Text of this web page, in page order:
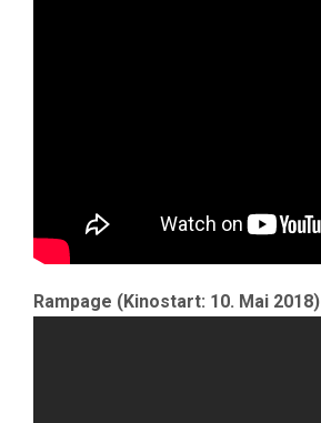
Rampage (Kinostart: 10. Mai 2018)